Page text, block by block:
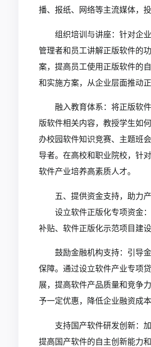
播、报纸、网络等主流媒体，
组织培训与讲座：针对企
管理者和员工讲解正版软件的
案，提高员工使用正版软件的
和实施方案，从企业层面推动
融入教育体系：将正版软
版软件相关内容，教授学生如
办校园软件知识竞赛、主题班
导者。在高校和职业院校，针
软件产业培养高素质人才。
五、提供资金支持，助力
设立软件正版化专项资金
补贴、软件正版化示范项目建
鼓励金融机构支持：引导
保障。通过设立软件产业专项
展，提高软件产品质量和竞争
予一定优惠，降低企业融资成
支持国产软件研发创新：
提高国产软件的自主创新能力